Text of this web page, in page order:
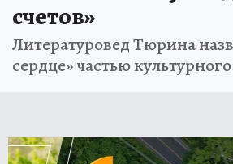
счетов»
Литературовед Тюрина
сердце» частью